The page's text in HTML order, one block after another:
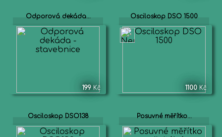
Odporová dekáda...
199 Kč
Osciloskop DSO 1500
1100 Kč
Osciloskop DSO138 Posuvné měřítko...